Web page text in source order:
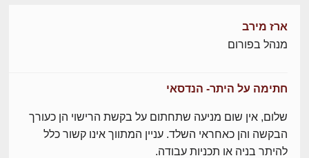
ארז מירב
מנהל בפורום
חתימה על היתר- הנדסאי
שלום, אין שום מניעה שתחתום על בקשת הרישוי הן כעורך
הבקשה והן כאחראי השלד. עניין המתווך אינו קשור כלל
להיתר בניה או תכניות עבודה.